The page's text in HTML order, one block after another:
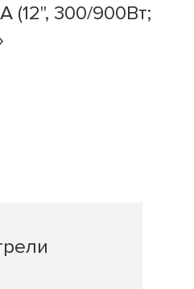
(12'', 300/900Вт;